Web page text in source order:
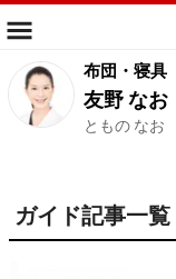
布団・寝具
友野 なお
ともの なお
ガイド記事一覧